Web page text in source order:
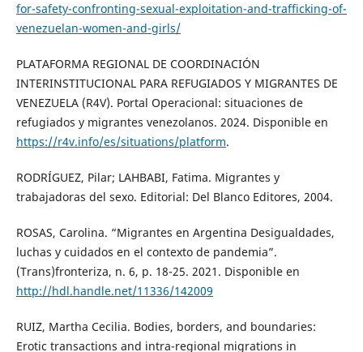
for-safety-confronting-sexual-exploitation-and-trafficking-of-
venezuelan-women-and-girls/
PLATAFORMA REGIONAL DE COORDINACIÓN
INTERINSTITUCIONAL PARA REFUGIADOS Y MIGRANTES DE
VENEZUELA (R4V). Portal Operacional: situaciones de
refugiados y migrantes venezolanos. 2024. Disponible en
https://r4v.info/es/situations/platform.
RODRÍGUEZ, Pilar; LAHBABI, Fatima. Migrantes y
trabajadoras del sexo. Editorial: Del Blanco Editores, 2004.
ROSAS, Carolina. “Migrantes en Argentina Desigualdades,
luchas y cuidados en el contexto de pandemia”.
(Trans)fronteriza, n. 6, p. 18-25. 2021. Disponible en
http://hdl.handle.net/11336/142009
RUIZ, Martha Cecilia. Bodies, borders, and boundaries:
Erotic transactions and intra-regional migrations in